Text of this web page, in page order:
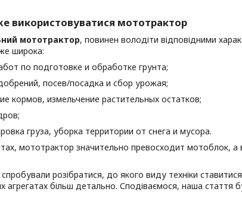
використовуватися мототрактор
мототрактор, повинен володіти відповідними
широка:
по подготовке и обработке грунта;
посев/посадка и сбор урожая;
измельчение растительных остатков;
груза, уборка территории от снега и мусора.
мототрактор значительно превосходит мотоблок,
спробували розібратися, до якого виду техніки
агрегатах більш детально. Сподіваємося, наша стаття